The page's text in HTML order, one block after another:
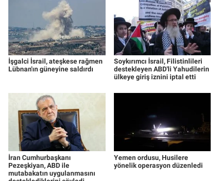
İşgalci İsrail, ateşkese rağmen
Lübnan'ın güneyine saldırdı
Soykırımcı İsrail, Filistinlileri
destekleyen ABD'li Yahudilerin
ülkeye giriş iznini iptal etti
İran Cumhurbaşkanı
Pezeşkiyan, ABD ile
mutabakatın uygulanmasını
Yemen ordusu, Husilere
yönelik operasyon düzenledi